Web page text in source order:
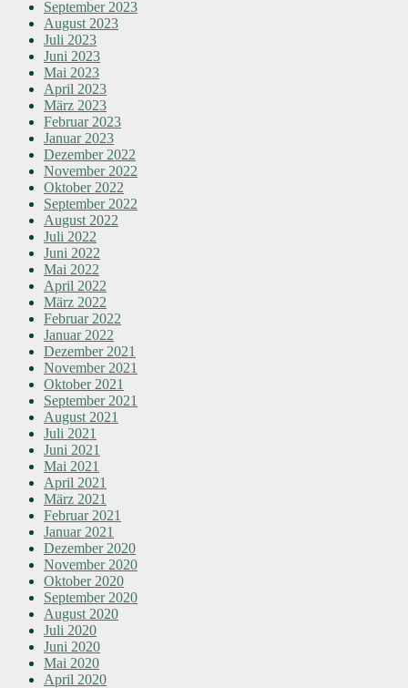
September 2023
August 2023
Juli 2023
Juni 2023
Mai 2023
April 2023
März 2023
Februar 2023
Januar 2023
Dezember 2022
November 2022
Oktober 2022
September 2022
August 2022
Juli 2022
Juni 2022
Mai 2022
April 2022
März 2022
Februar 2022
Januar 2022
Dezember 2021
November 2021
Oktober 2021
September 2021
August 2021
Juli 2021
Juni 2021
Mai 2021
April 2021
März 2021
Februar 2021
Januar 2021
Dezember 2020
November 2020
Oktober 2020
September 2020
August 2020
Juli 2020
Juni 2020
Mai 2020
April 2020